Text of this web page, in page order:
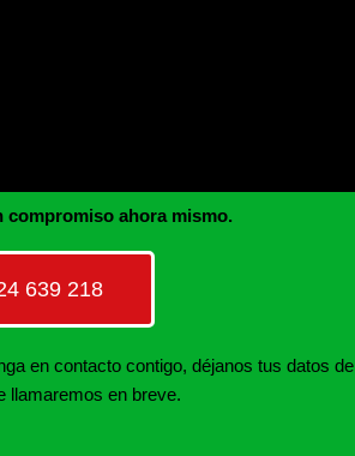
compromiso ahora mismo.
639 218
en contacto contigo, déjanos tus datos de
llamaremos en breve.